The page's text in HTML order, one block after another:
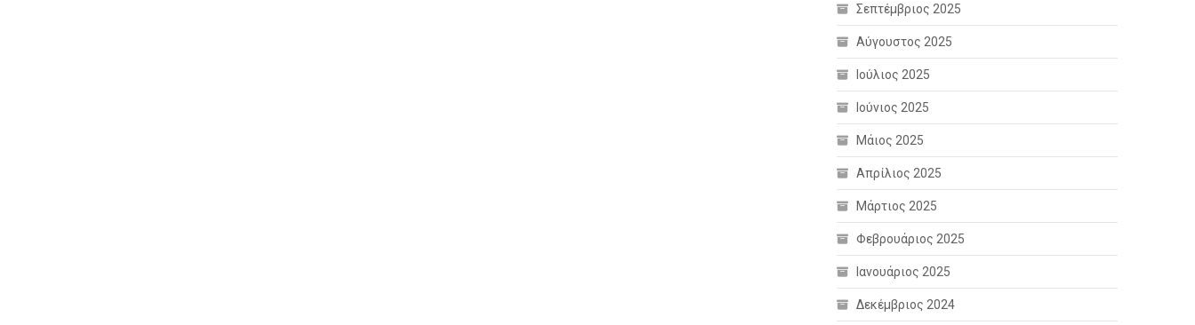
Σεπτέμβριος 2025
Αύγουστος 2025
Ιούλιος 2025
Ιούνιος 2025
Μάιος 2025
Απρίλιος 2025
Μάρτιος 2025
Φεβρουάριος 2025
Ιανουάριος 2025
Δεκέμβριος 2024